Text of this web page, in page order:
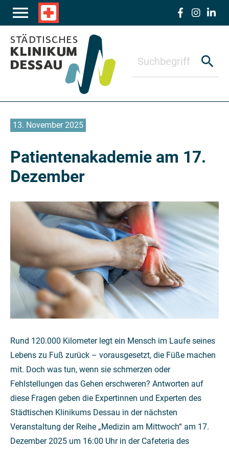
Zum Hauptinhalt springen
menu local_hospital
search
13. November 2025
Patientenakademie am 17.
Dezember
Rund 120.000 Kilometer legt ein Mensch im Laufe seines
Lebens zu Fuß zurück – vorausgesetzt, die Füße machen
mit. Doch was tun, wenn sie schmerzen oder
Fehlstellungen das Gehen erschweren? Antworten auf
diese Fragen geben die Expertinnen und Experten des
Städtischen Klinikums Dessau in der nächsten
Veranstaltung der Reihe „Medizin am Mittwoch“ am 17.
Dezember 2025 um 16:00 Uhr in der Cafeteria des